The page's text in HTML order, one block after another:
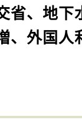
省、地下
、外国人